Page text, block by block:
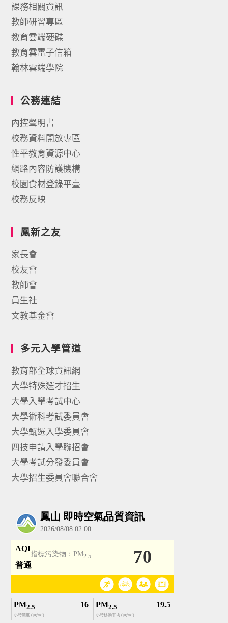
課務相關資訊
教師研習專區
教育雲端硬碟
教育雲電子信箱
翰林雲端學院
公務連結
內控聲明書
校務資料開放專區
性平教育資源中心
網路內容防護機構
校園食材登錄平臺
校務反映
鳳新之友
家長會
校友會
教師會
員生社
文教基金會
多元入學管道
教育部全球資訊網
大學特殊選才招生
大學入學考試中心
大學術科考試委員會
大學甄選入學委員會
四技申請入學聯招會
大學考試分發委員會
大學招生委員會聯合會